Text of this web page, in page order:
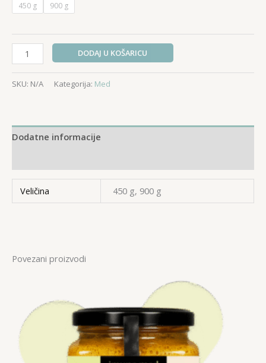
450 g 900 g
Med
u
saću
količina
DODAJ U KOŠARICU
SKU: N/A Kategorija: Med
Dodatne informacije
Veličina 450 g, 900 g
Povezani proizvodi